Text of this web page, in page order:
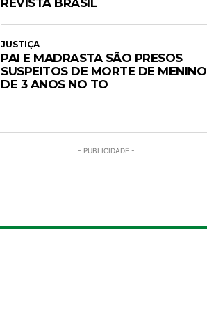
REVISTA BRASIL
JUSTIÇA
PAI E MADRASTA SÃO PRESOS
SUSPEITOS DE MORTE DE MENINO
DE 3 ANOS NO TO
- PUBLICIDADE -